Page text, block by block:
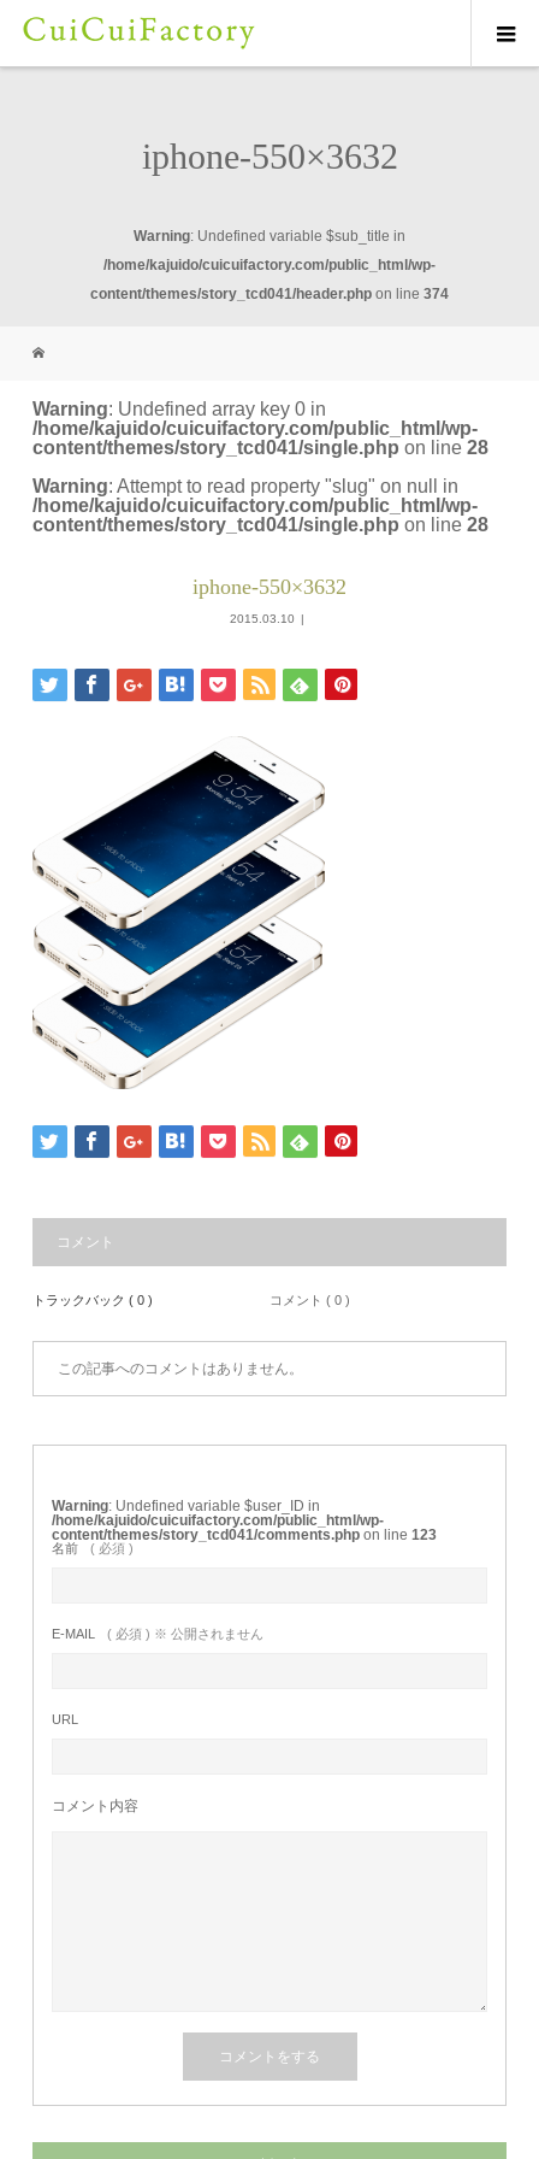
iphone-550×3632
Warning: Undefined variable $sub_title in
/home/kajuido/cuicuifactory.com/public_html/wp-
content/themes/story_tcd041/header.php on line 374
Warning: Undefined array key 0 in
/home/kajuido/cuicuifactory.com/public_html/wp-
content/themes/story_tcd041/single.php on line28
Warning: Attempt to read property "slug" on null in
/home/kajuido/cuicuifactory.com/public_html/wp-
content/themes/story_tcd041/single.php on line28
iphone-550×3632
2015.03.10
コメント
トラックバック ( 0 ) コメント ( 0 )
この記事へのコメントはありません。
Warning : Undefined variable $user_ID in
/home/kajuido/cuicuifactory.com/public_html/wp-
content/themes/story_tcd041/comments.php on line123
名前 ( 必須 )
E-MAIL ( 必須 ) ※ 公開されません
URL
コメント内容